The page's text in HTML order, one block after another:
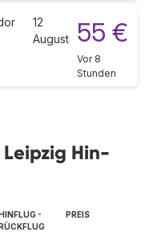
12
August
55 €
Vor 8
Stunden
Hin-
-
PREIS